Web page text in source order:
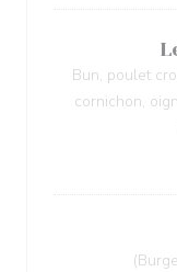
Bun, poulet
cornichon,